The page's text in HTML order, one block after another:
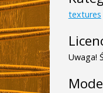
textures
Uwaga!